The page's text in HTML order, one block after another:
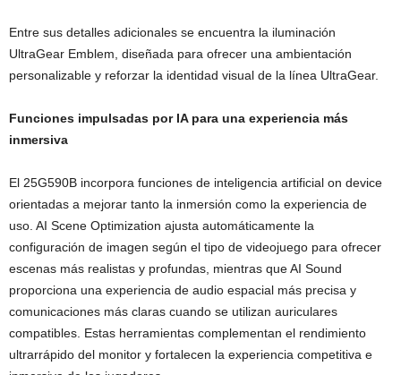
Entre sus detalles adicionales se encuentra la iluminación
UltraGear Emblem, diseñada para ofrecer una ambientación
personalizable y reforzar la identidad visual de la línea UltraGear.
Funciones impulsadas por IA para una experiencia más
inmersiva
El 25G590B incorpora funciones de inteligencia artificial on device
orientadas a mejorar tanto la inmersión como la experiencia de
uso. AI Scene Optimization ajusta automáticamente la
configuración de imagen según el tipo de videojuego para ofrecer
escenas más realistas y profundas, mientras que AI Sound
proporciona una experiencia de audio espacial más precisa y
comunicaciones más claras cuando se utilizan auriculares
compatibles. Estas herramientas complementan el rendimiento
ultrarrápido del monitor y fortalecen la experiencia competitiva e